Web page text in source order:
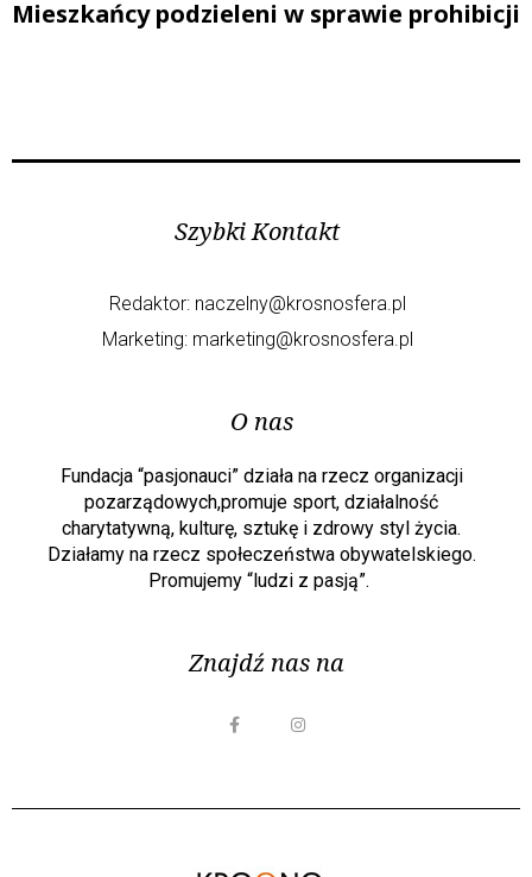
Mieszkańcy podzieleni w sprawie prohibicji
Szybki Kontakt
Redaktor: naczelny@krosnosfera.pl
Marketing: marketing@krosnosfera.pl
O nas
Fundacja “pasjonauci” działa na rzecz organizacji
pozarządowych,promuje sport, działalność
charytatywną, kulturę, sztukę i zdrowy styl życia.
Działamy na rzecz społeczeństwa obywatelskiego.
Promujemy “ludzi z pasją”.
Znajdź nas na